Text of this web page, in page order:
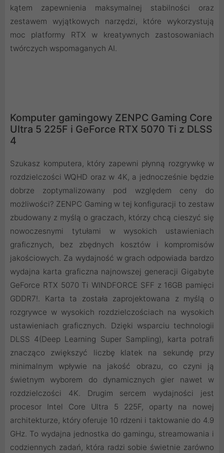
kątem zapewnienia maksymalnej stabilności oraz
zestawem wyjątkowych narzędzi, które wykorzystują
moc platformy RTX w kreatywnych zastosowaniach
twórczych wspomaganych AI.
Komputer gamingowy ZENPC Gaming Core
Ultra 5 225F i GeForce RTX 5070 Ti z DLSS
4
Szukasz komputera, który zapewni płynną rozgrywkę w
rozdzielczości WQHD oraz w 4K, a jednocześnie będzie
dobrze zoptymalizowany pod względem ceny do
możliwości? ZENPC Gaming w tej konfiguracji to zestaw
zbudowany z myślą o graczach, którzy chcą cieszyć się
nowoczesnymi tytułami w wysokich ustawieniach
graficznych, bez zbędnych kosztów i kompromisów
jakościowych. Za wydajność w grach odpowiada bardzo
wydajna karta graficzna najnowszej generacji Gigabyte
GeForce RTX 5070 Ti WINDFORCE SFF z 16GB pamięci
GDDR7!. Karta ta została zaprojektowana z myślą o
rozgrywce w wysokich rozdzielczościach na wysokich
ustawieniach graficznych. Dzięki wsparciu technologii
DLSS 4(Deep Learning Super Sampling), karta potrafi
znacząco zwiększyć liczbę klatek na sekundę przy
minimalnym wpływie na jakość obrazu, co czyni ją
świetnym wyborem do dynamicznych gier nawet w
rozdzielczości 4K. Drugim sercem wydajności jest
procesor Intel Core Ultra 5 225F, oparty na nowej
architekturze, który oferuje 10 rdzeni i taktowanie do 4.9
GHz. To wydajna jednostka do gamingu, streamowania i
codziennych zadań, która radzi sobie świetnie zarówno